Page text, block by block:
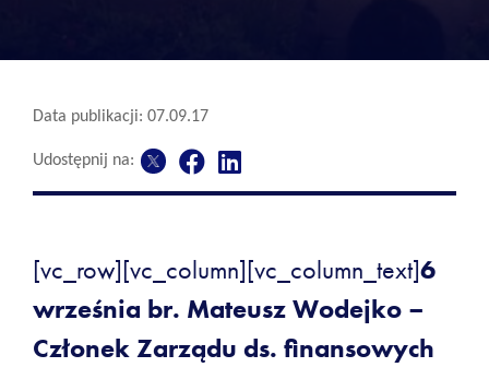
Data publikacji: 07.09.17
Udostępnij na:
[vc_row][vc_column][vc_column_text]6
września br. Mateusz Wodejko –
Członek Zarządu ds. finansowych